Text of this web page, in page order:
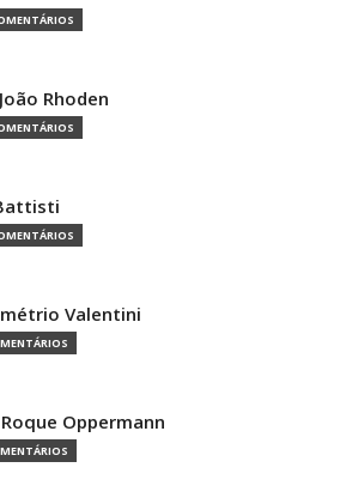
Rhoden
Valentini
Oppermann